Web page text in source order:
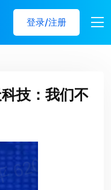
登录/注册
技：我们不